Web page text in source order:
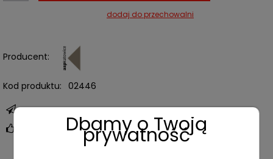
dodaj do przechowalni
Producent:
Kod produktu: 02446
zapytaj o produkt
poleć znajomemuDbamy o Twoją
prywatność